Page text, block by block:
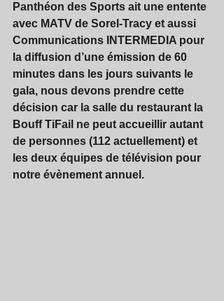
Panthéon des Sports ait une entente
avec MATV de Sorel-Tracy et aussi
Communications INTERMEDIA pour
la diffusion d’une émission de 60
minutes dans les jours suivants le
gala, nous devons prendre cette
décision car la salle du restaurant la
Bouff TiFail ne peut accueillir autant
de personnes (112 actuellement) et
les deux équipes de télévision pour
notre évènement annuel.